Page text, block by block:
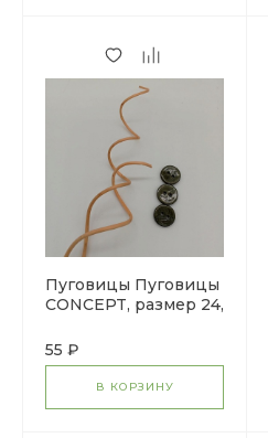
Пуговицы Пуговицы
CONCEPT, размер 24,
зеленый
55 ₽
В КОРЗИНУ